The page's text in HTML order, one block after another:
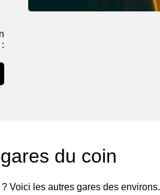
du coin
Voici les autres gares des environs.